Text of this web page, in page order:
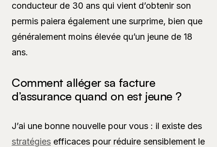
conducteur de 30 ans qui vient d’obtenir son
permis paiera également une surprime, bien que
généralement moins élevée qu’un jeune de 18
ans.
Comment alléger sa facture
d’assurance quand on est jeune ?
J’ai une bonne nouvelle pour vous : il existe des
stratégies efficaces pour réduire sensiblement le